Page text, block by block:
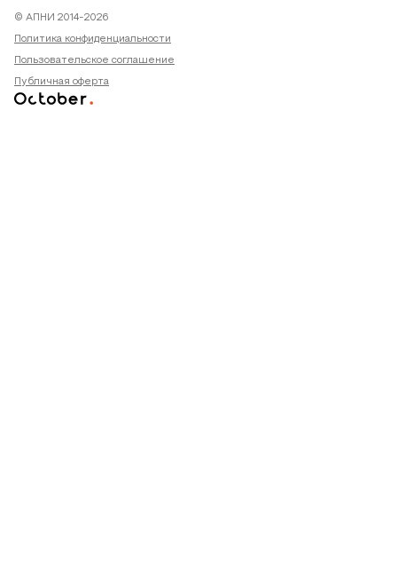
© АПНИ 2014-2026
Политика конфиденциальности
Пользовательское соглашение
Публичная оферта